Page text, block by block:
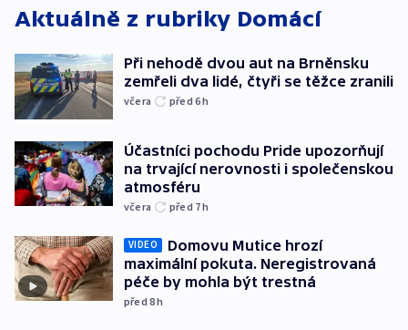
Aktuálně z rubriky Domácí
Při nehodě dvou aut na Brněnsku
zemřeli dva lidé, čtyři se těžce zranili
včera před 6h
Účastníci pochodu Pride upozorňují
na trvající nerovnosti i společenskou
atmosféru
včera před 7h
VIDEO
Domovu Mutice hrozí
maximální pokuta. Neregistrovaná
péče by mohla být trestná
před 8h